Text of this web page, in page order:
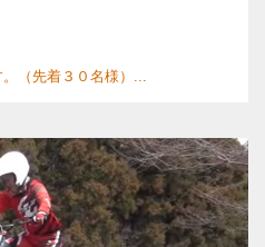
（先着３０名様）...